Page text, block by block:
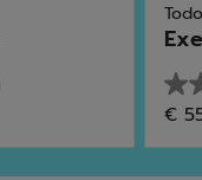
0.0
de
5
€